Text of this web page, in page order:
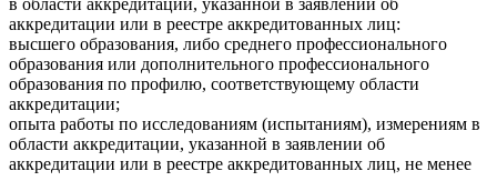
в области аккредитации, указанной в заявлении об
аккредитации или в реестре аккредитованных лиц:
высшего образования, либо среднего профессионального
образования или дополнительного профессионального
образования по профилю, соответствующему области
аккредитации;
опыта работы по исследованиям (испытаниям), измерениям в
области аккредитации, указанной в заявлении об
аккредитации или в реестре аккредитованных лиц, не менее